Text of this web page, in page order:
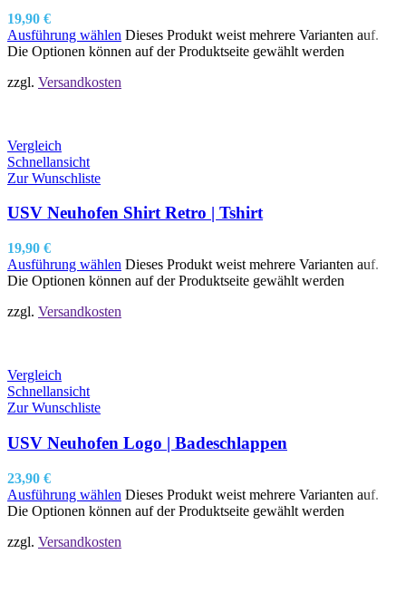
19,90 €
Ausführung wählen Dieses Produkt weist mehrere Varianten auf.
Die Optionen können auf der Produktseite gewählt werden
zzgl. Versandkosten
Vergleich
Schnellansicht
Zur Wunschliste
USV Neuhofen Shirt Retro | Tshirt
19,90 €
Ausführung wählen Dieses Produkt weist mehrere Varianten auf.
Die Optionen können auf der Produktseite gewählt werden
zzgl. Versandkosten
Vergleich
Schnellansicht
Zur Wunschliste
USV Neuhofen Logo | Badeschlappen
23,90 €
Ausführung wählen Dieses Produkt weist mehrere Varianten auf.
Die Optionen können auf der Produktseite gewählt werden
zzgl. Versandkosten